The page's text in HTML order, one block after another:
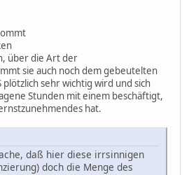
über die Art der
sie auch noch dem gebeutelten
plötzlich sehr wichtig wird und sich
Stunden mit einem beschäftigt,
hat.
daß hier diese irrsinnigen
doch die Menge des